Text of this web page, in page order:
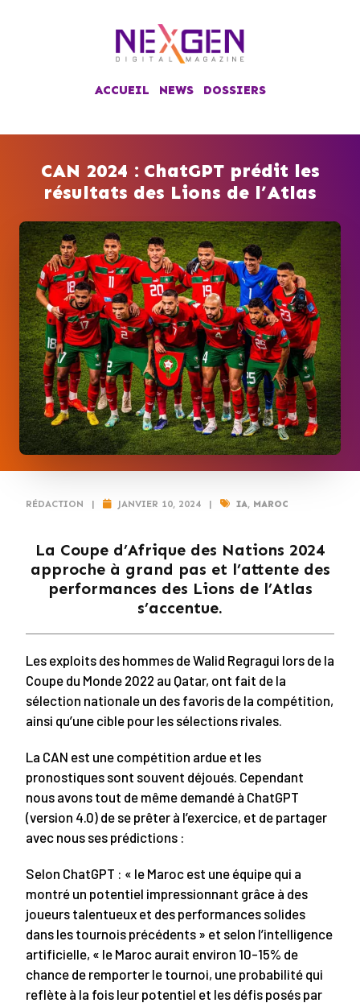
ACCUEIL NEWS DOSSIERS
CAN 2024 : ChatGPT prédit les
résultats des Lions de l’Atlas
RÉDACTION | JANVIER 10, 2024 | IA MAROC
La Coupe d’Afrique des Nations 2024
approche à grand pas et l’attente des
performances des Lions de l’Atlas
s’accentue.
Les exploits des hommes de Walid Regragui lors de la
Coupe du Monde 2022 au Qatar, ont fait de la
sélection nationale un des favoris de la compétition,
ainsi qu’une cible pour les sélections rivales.
La CAN est une compétition ardue et les
pronostiques sont souvent déjoués. Cependant
nous avons tout de même demandé à ChatGPT
(version 4.0) de se prêter à l’exercice, et de partager
avec nous ses prédictions :
Selon ChatGPT : « le Maroc est une équipe qui a
montré un potentiel impressionnant grâce à des
joueurs talentueux et des performances solides
dans les tournois précédents » et selon l’intelligence
artificielle, « le Maroc aurait environ 10-15% de
chance de remporter le tournoi, une probabilité qui
reflète à la fois leur potentiel et les défis posés par